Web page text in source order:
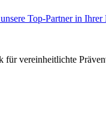
Top-Partner in Ihrer
für vereinheitlichte